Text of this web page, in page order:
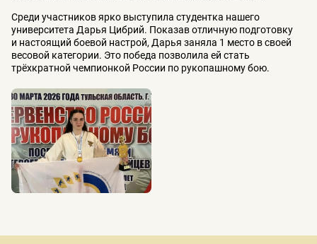
Среди участников ярко выступила студентка нашего
университета Дарья Цибрий. Показав отличную подготовку
и настоящий боевой настрой, Дарья заняла 1 место в своей
весовой категории. Это победа позволила ей стать
трёхкратной чемпионкой России по рукопашному бою.